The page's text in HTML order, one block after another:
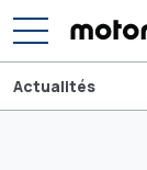
Actualités